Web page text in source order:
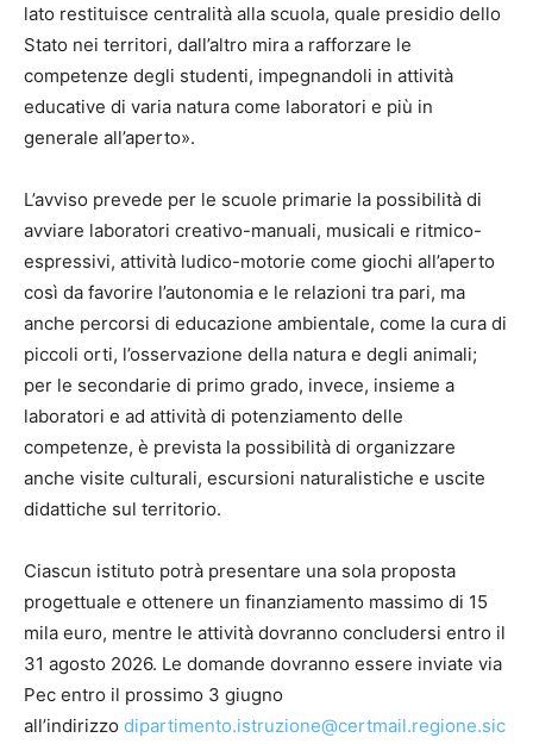
lato restituisce centralità alla scuola, quale presidio dello
Stato nei territori, dall’altro mira a rafforzare le
competenze degli studenti, impegnandoli in attività
educative di varia natura come laboratori e più in
generale all’aperto».
L’avviso prevede per le scuole primarie la possibilità di
avviare laboratori creativo-manuali, musicali e ritmico-
espressivi, attività ludico-motorie come giochi all’aperto
così da favorire l’autonomia e le relazioni tra pari, ma
anche percorsi di educazione ambientale, come la cura di
piccoli orti, l’osservazione della natura e degli animali;
per le secondarie di primo grado, invece, insieme a
laboratori e ad attività di potenziamento delle
competenze, è prevista la possibilità di organizzare
anche visite culturali, escursioni naturalistiche e uscite
didattiche sul territorio.
Ciascun istituto potrà presentare una sola proposta
progettuale e ottenere un finanziamento massimo di 15
mila euro, mentre le attività dovranno concludersi entro il
31 agosto 2026. Le domande dovranno essere inviate via
Pec entro il prossimo 3 giugno
all’indirizzo dipartimento.istruzione@certmail.regione.sic